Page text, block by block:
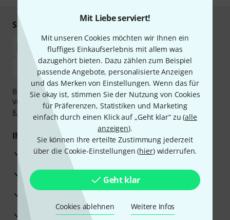
Mit Liebe serviert!
Mit unseren Cookies möchten wir Ihnen ein
fluffiges Einkaufserlebnis mit allem was
dazugehört bieten. Dazu zählen zum Beispiel
passende Angebote, personalisierte Anzeigen
und das Merken von Einstellungen. Wenn das für
Sie okay ist, stimmen Sie der Nutzung von Cookies
für Präferenzen, Statistiken und Marketing
einfach durch einen Klick auf „Geht klar“ zu (alle
anzeigen).
Sie können Ihre erteilte Zustimmung jederzeit
über die Cookie-Einstellungen (hier) widerrufen.
Geht klar
Cookies ablehnen Weitere Infos
Sicher einkaufen & bezahlen
Bezahlen Sie vertraulich und sicher per Nachnahme,
Vorkasse, PayPal, Amazon Pay, Klarna Sofort bezahlen
Klarna Ratenzahlungoder Kreditkarte.
Ihre Vorteile
3 Jahre Thomann Garantie
30 Tage Money-Back-Garantie
Reparaturservice
Beratung durch Fachexperten